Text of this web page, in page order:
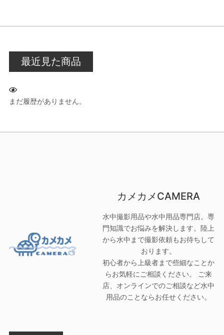
最近見た商品
まだ履歴がありません。
カメカメCAMERA
水中撮影用品や水中用品専門店。専
門知識でお悩みを解決します。陸上
から水中まで撮影依頼もお待ちして
おります。
初心者から上級者まで些細なことか
らお気軽にご相談ください。 ご来
店、オンラインでのご相談など水中
用品のことならお任せください。